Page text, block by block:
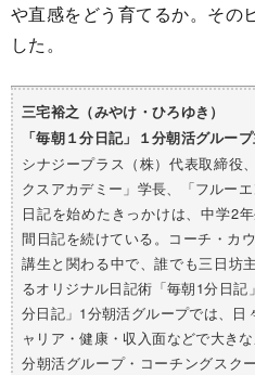
や直感をどう育てるか。その
した。
三宅裕之（みやけ・ひろゆき）
「毎朝１分日記」１分朝活グルー
シナジープラス（株）代表取締役
クスアカデミー」学長、「フルー
日記を始めたきっかけは、中学2
間日記を続けている。コーチ・カ
講生と関わる中で、誰でも三日坊
るオリジナル日記術「毎朝1分日
分日記」1分朝活グループでは、日
ャリア・健康・収入面などで大き
分朝活グループ・コーチングスク